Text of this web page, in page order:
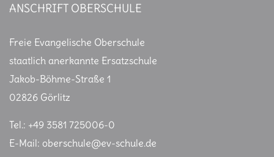
ANSCHRIFT OBERSCHULE
Freie Evangelische Oberschule
staatlich anerkannte Ersatzschule
Jakob-Böhme-Straße 1
02826 Görlitz
Tel.: +49 3581 725006-0
E-Mail: oberschule@ev-schule.de